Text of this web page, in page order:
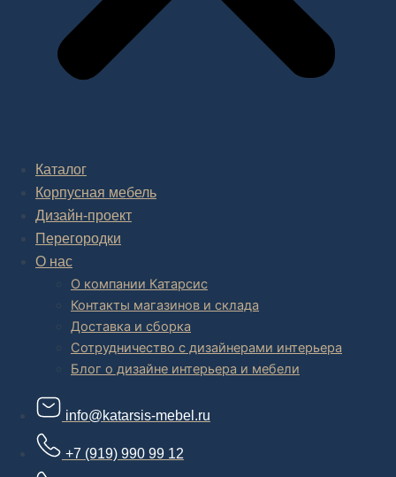
Каталог
Корпусная мебель
Дизайн-проект
Перегородки
О нас
О компании Катарсис
Контакты магазинов и склада
Доставка и сборка
Сотрудничество с дизайнерами интерьера
Блог о дизайне интерьера и мебели
info@katarsis-mebel.ru
+7 (919) 990 99 12
В салоне мебели
есть и готовые товары, которые можем доставить уже сегодня, и
корпусная мебель на заказ, включая кухни.